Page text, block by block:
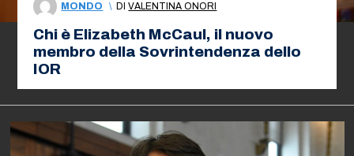
MONDO \ DIVALENTINA ONORI
Chi è Elizabeth McCaul, il nuovo
membro della Sovrintendenza dello
IOR